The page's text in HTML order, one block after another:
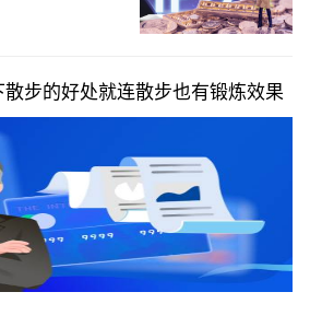
步的好处就连散步也有锻炼效果